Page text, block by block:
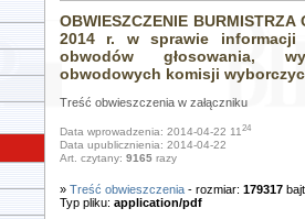
OBWIESZCZENIE
2014 r. w sprawie
obwodów głosowania,
obwodowych komisji
Treść obwieszczenia w załączniku
Data wprowadzenia: 2014-04-22 1124
Data upublicznienia: 2014-04-22
Art. czytany: 9165razy
» Treść obwieszczenia- rozmiar: 179317
Typ pliku: application/pdf